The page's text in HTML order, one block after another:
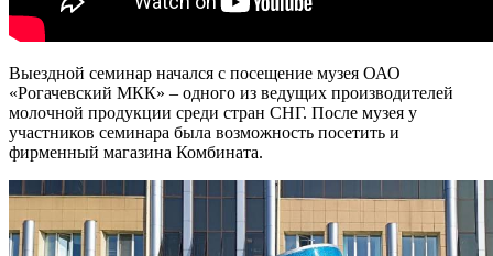
Выездной семинар начался с посещение музея ОАО
«Рогачевский МКК» – одного из ведущих производителей
молочной продукции среди стран СНГ. После музея у
участников семинара была возможность посетить и
фирменный магазина Комбината.